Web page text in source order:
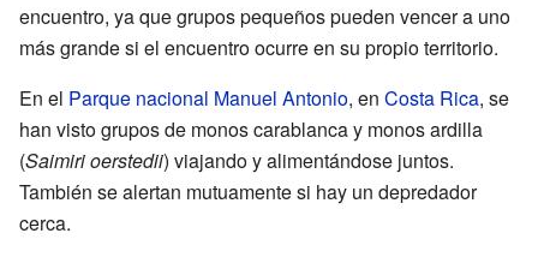
encuentro, ya que grupos pequeños pueden vencer a uno
más grande si el encuentro ocurre en su propio territorio.
En el Parque nacional Manuel Antonio, en Costa Rica, se
han visto grupos de monos carablanca y monos ardilla
(Saimiri oerstedii) viajando y alimentándose juntos.
También se alertan mutuamente si hay un depredador
cerca.